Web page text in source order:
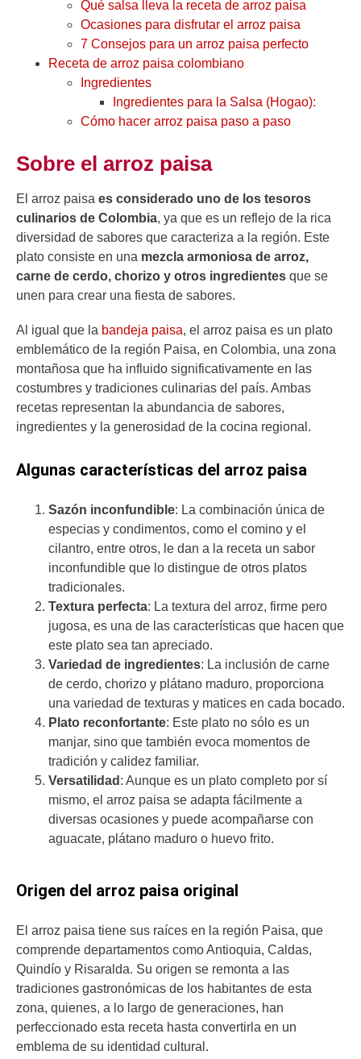
Qué salsa lleva la receta de arroz paisa
Ocasiones para disfrutar el arroz paisa
7 Consejos para un arroz paisa perfecto
Receta de arroz paisa colombiano
Ingredientes
Ingredientes para la Salsa (Hogao):
Cómo hacer arroz paisa paso a paso
Sobre el arroz paisa
El arroz paisa es considerado uno de los tesoros
culinarios de Colombia, ya que es un reflejo de la rica
diversidad de sabores que caracteriza a la región. Este
plato consiste en una mezcla armoniosa de arroz,
carne de cerdo, chorizo y otros ingredientes que se
unen para crear una fiesta de sabores.
Al igual que la bandeja paisa, el arroz paisa es un plato
emblemático de la región Paisa, en Colombia, una zona
montañosa que ha influido significativamente en las
costumbres y tradiciones culinarias del país. Ambas
recetas representan la abundancia de sabores,
ingredientes y la generosidad de la cocina regional.
Algunas características del arroz paisa
Sazón inconfundible: La combinación única de
especias y condimentos, como el comino y el
cilantro, entre otros, le dan a la receta un sabor
inconfundible que lo distingue de otros platos
tradicionales.
Textura perfecta: La textura del arroz, firme pero
jugosa, es una de las características que hacen que
este plato sea tan apreciado.
Variedad de ingredientes: La inclusión de carne
de cerdo, chorizo y plátano maduro, proporciona
una variedad de texturas y matices en cada bocado.
Plato reconfortante: Este plato no sólo es un
manjar, sino que también evoca momentos de
tradición y calidez familiar.
Versatilidad : Aunque es un plato completo por sí
mismo, el arroz paisa se adapta fácilmente a
diversas ocasiones y puede acompañarse con
aguacate, plátano maduro o huevo frito.
Origen del arroz paisa original
El arroz paisa tiene sus raíces en la región Paisa, que
comprende departamentos como Antioquia, Caldas,
Quindío y Risaralda. Su origen se remonta a las
tradiciones gastronómicas de los habitantes de esta
zona, quienes, a lo largo de generaciones, han
perfeccionado esta receta hasta convertirla en un
emblema de su identidad cultural.